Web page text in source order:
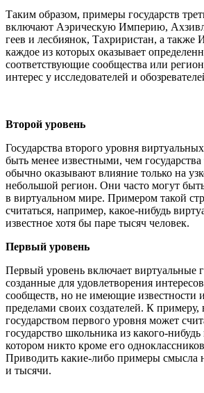
Таким образом, примеры государств
включают Аэрическую Империю,
геев и лесбиянок, Тахриристан, а
каждое из которых оказывает
соответствующие сообщества или
интерес у исследователей и
Второй уровень
Государства второго уровня
быть менее известными, чем государства
обычно оказывают влияние только на
небольшой регион. Они часто могут
в виртуальном мире. Примером такой
считаться, например, какое-нибудь
известное хотя бы паре тысяч человек.
Первый уровень
Первый уровень включает виртуальные
созданные для удовлетворения
сообществ, но не имеющие известности
пределами своих создателей. К
государством первого уровня может
государство школьника из какого-нибудь
котором никто кроме его
Приводить какие-либо примеры смысла
и тысячи.